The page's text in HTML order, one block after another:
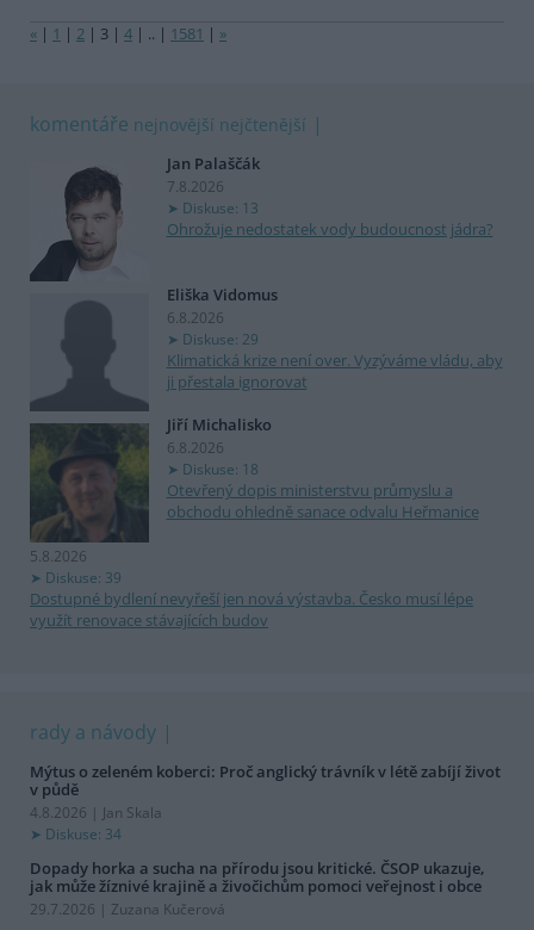
« | 1 | 2 | 3 | 4 | .. | 1581 | »
komentáře nejnovější nejčtenější
Jan Palaščák
7.8.2026
Diskuse: 13
Ohrožuje nedostatek vody budoucnost jádra?
Eliška Vidomus
6.8.2026
Diskuse: 29
Klimatická krize není over. Vyzýváme vládu, aby
ji přestala ignorovat
Jiří Michalisko
6.8.2026
Diskuse: 18
Otevřený dopis ministerstvu průmyslu a
obchodu ohledně sanace odvalu Heřmanice
5.8.2026
Diskuse: 39
Dostupné bydlení nevyřeší jen nová výstavba. Česko musí lépe
využít renovace stávajících budov
rady a návody
Mýtus o zeleném koberci: Proč anglický trávník v létě zabíjí život
v půdě
4.8.2026 | Jan Skala
Diskuse: 34
Dopady horka a sucha na přírodu jsou kritické. ČSOP ukazuje,
jak může žíznivé krajině a živočichům pomoci veřejnost i obce
29.7.2026 | Zuzana Kučerová